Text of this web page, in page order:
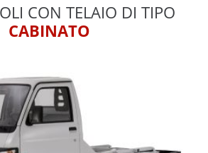
CON TELAIO DI TIPO
CABINATO